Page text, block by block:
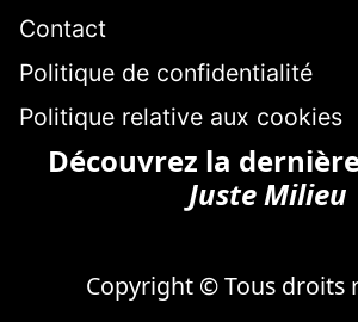
Contact
Politique de confidentialité
Politique relative aux cookies
Découvrez la
Juste Milieu
Copyright © Tous droits